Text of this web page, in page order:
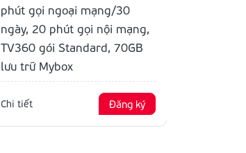
phút gọi ngoại mạng/30
ngày, 20 phút gọi nội mạng,
TV360 gói Standard, 70GB
lưu trữ Mybox
Chi tiết Đăng ký